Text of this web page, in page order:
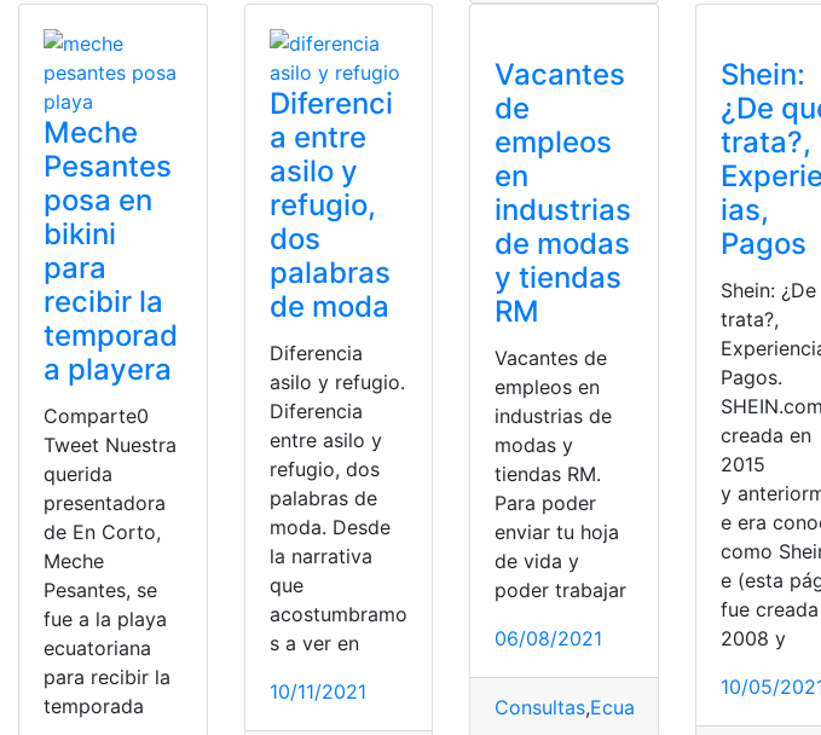
Meche
Pesantes
posa en
bikini
para
recibir la
temporad
a playera
Comparte0
Tweet Nuestra
querida
presentadora
de En Corto,
Meche
Pesantes, se
fue a la playa
ecuatoriana
para recibir la
temporada
Diferenci
a entre
asilo y
refugio,
dos
palabras
de moda
Diferencia
asilo y refugio.
Diferencia
entre asilo y
refugio, dos
palabras de
moda. Desde
la narrativa
que
acostumbramo
s a ver en
10/11/2021
Vacantes
de
empleos
en
industrias
de modas
y tiendas
RM
Vacantes de
empleos en
industrias de
modas y
tiendas RM.
Para poder
enviar tu hoja
de vida y
poder trabajar
06/08/2021
Consultas,Ecuador
Shein:
¿De
trata?,
ias,
Pagos
Shein:
trata?,
Pagos.
creada en
2015
y
e era
como
e (esta
fue
2008 y
10/05/